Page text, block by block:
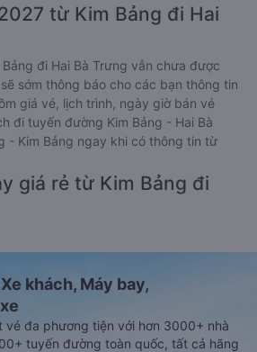
từ Kim Bảng đi Hai
đi Hai Bà Trưng vẫn chưa được
sớm thông báo cho các bạn thông tin
giá vé, lịch trình, ngày giờ bán vé
đi tuyến đường Kim Bảng - Hai Bà
- Kim Bảng ngay khi có thông tin từ
giá rẻ từ Kim Bảng đi
khách, Máy bay,
vé đa phương tiện với hơn 3000+ nhà
tuyến đường toàn quốc, tất cả hãng